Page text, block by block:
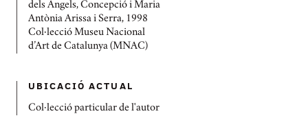
dels Àngels, Concepció i Maria
Antònia Arissa i Serra, 1998
Col·lecció Museu Nacional
d’Art de Catalunya (MNAC)
UBICACIÓ ACTUAL
Col·lecció particular de l'autor